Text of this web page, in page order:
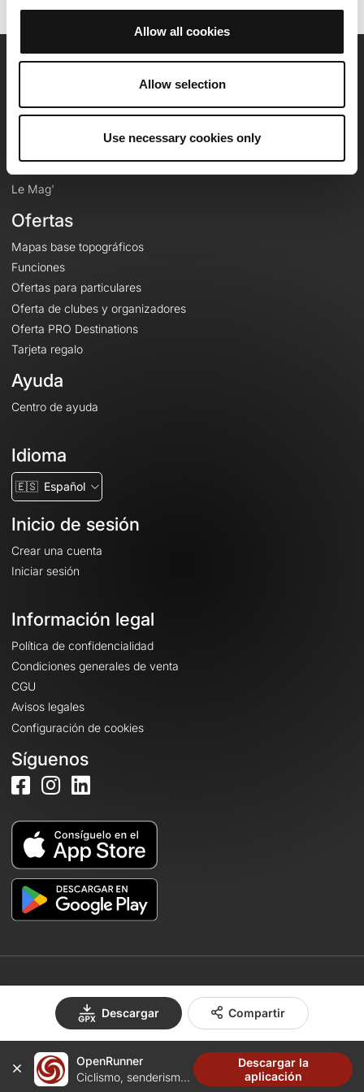
Allow all cookies
Allow selection
Use necessary cookies only
Descargar Compartir
Equipo
Le Mag'
Ofertas
Mapas base topográficos
Funciones
Ofertas para particulares
Oferta de clubes y organizadores
Oferta PRO Destinations
Tarjeta regalo
Ayuda
Centro de ayuda
Idioma
🇪🇸 Español
Inicio de sesión
Crear una cuenta
Iniciar sesión
Información legal
Política de confidencialidad
Condiciones generales de venta
CGU
Avisos legales
Configuración de cookies
Síguenos
Crea una cuenta
OpenRunner
Ciclismo, senderismo, trail...
Descargar la
aplicación